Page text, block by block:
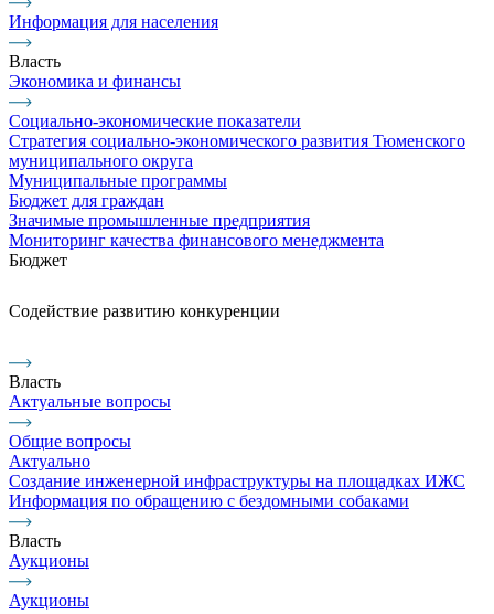
Информация для населения
Власть
Экономика и финансы
Социально-экономические показатели
Стратегия социально-экономического развития Тюменского
муниципального округа
Муниципальные программы
Бюджет для граждан
Значимые промышленные предприятия
Мониторинг качества финансового менеджмента
Бюджет
Содействие развитию конкуренции
Власть
Актуальные вопросы
Общие вопросы
Актуально
Создание инженерной инфраструктуры на площадках ИЖС
Информация по обращению с бездомными собаками
Власть
Аукционы
Аукционы